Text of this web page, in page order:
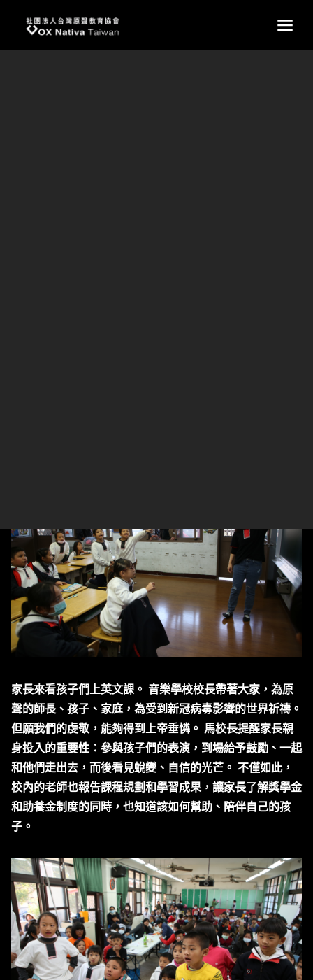
台灣原聲教育協會
家長來看孩子們上英文課。 音樂學校校長帶著大家，為原
聲的師長、孩子、家庭，為受到新冠病毒影響的世界祈禱。
但願我們的虔敬，能夠得到上帝垂憐。 馬校長提醒家長親
身投入的重要性：參與孩子們的表演，到場給予鼓勵、一起
和他們走出去，而後看見蛻變、自信的光芒。 不僅如此，
校內的老師也報告課程規劃和學習成果，讓家長了解獎學金
和助養金制度的同時，也知道該如何幫助、陪伴自己的孩
子。